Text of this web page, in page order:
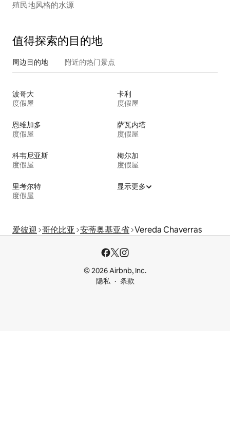
殖民地风格的水源
值得探索的目的地
周边目的地 附近的热门景点
波哥大
度假屋
卡利
度假屋
恩维加多
度假屋
萨瓦内塔
度假屋
科韦尼亚斯
度假屋
梅尔加
度假屋
里考尔特
度假屋
显示更多
爱彼迎 哥伦比亚 安蒂奥基亚省 Vereda Chaverras
© 2026 Airbnb, Inc.
隐私
条款